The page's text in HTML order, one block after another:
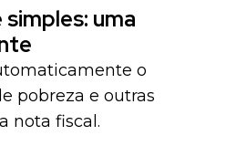
uma
o
pobreza e outras
nota fiscal.